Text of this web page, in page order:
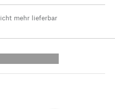
mehr lieferbar